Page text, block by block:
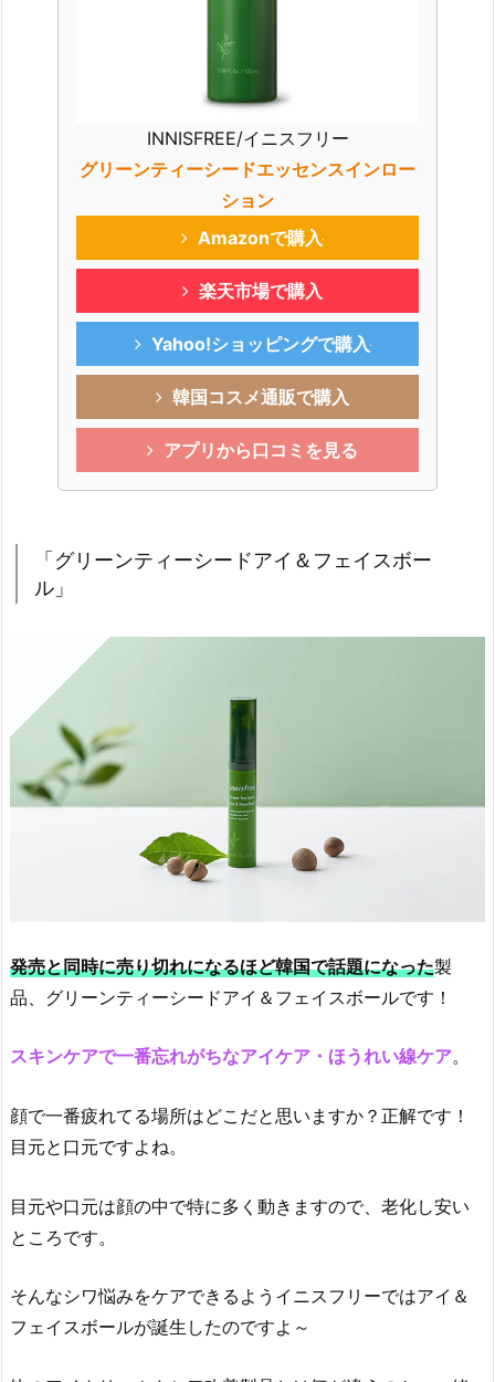
INNISFREE/イニスフリー
グリーンティーシードエッセンスインロー
ション
Amazonで購入
楽天市場で購入
Yahoo!ショッピングで購入
韓国コスメ通販で購入
アプリから口コミを見る
「グリーンティーシードアイ＆フェイスボー
ル」
発売と同時に売り切れになるほど韓国で話題になった製
品、グリーンティーシードアイ＆フェイスボールです！
スキンケアで一番忘れがちなアイケア・ほうれい線ケア。
顔で一番疲れてる場所はどこだと思いますか？正解です！
目元と口元ですよね。
目元や口元は顔の中で特に多く動きますので、老化し安い
ところです。
そんなシワ悩みをケアできるようイニスフリーではアイ＆
フェイスボールが誕生したのですよ～